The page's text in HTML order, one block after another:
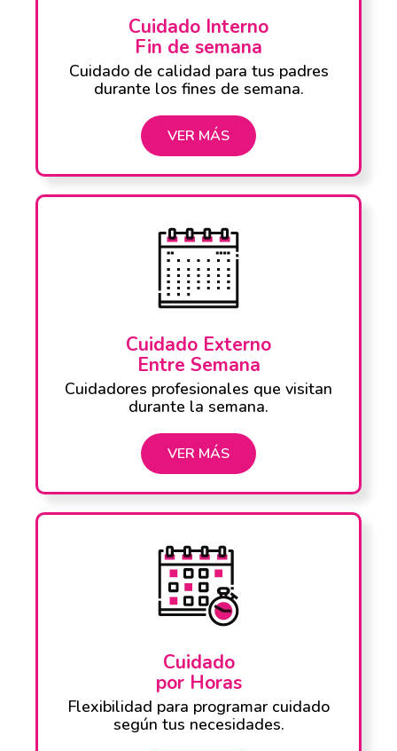
Cuidado Interno
Fin de semana
Cuidado de calidad para tus padres
durante los fines de semana.
VER MÁS
Cuidado Externo
Entre Semana
Cuidadores profesionales que visitan
durante la semana.
VER MÁS
Cuidado
por Horas
Flexibilidad para programar cuidado
según tus necesidades.